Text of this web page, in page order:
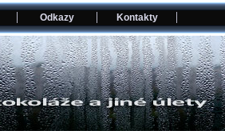
Odkazy Kontakty